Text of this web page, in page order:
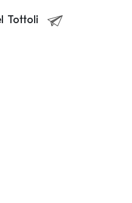
Tottoli